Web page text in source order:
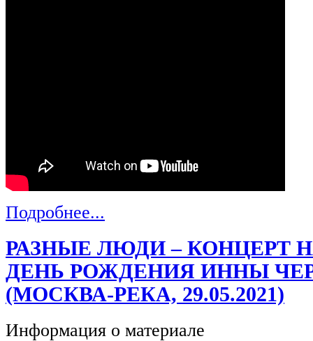
Подробнее...
РАЗНЫЕ ЛЮДИ – КОНЦЕРТ
ДЕНЬ РОЖДЕНИЯ ИННЫ
(МОСКВА-РЕКА, 29.05.2021)
Информация о материале